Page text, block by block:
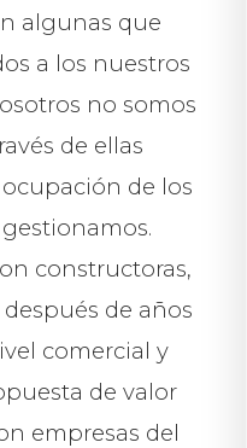
algunas que
a los nuestros
no somos
de ellas
de los
constructoras,
de años
comercial y
de valor
empresas del